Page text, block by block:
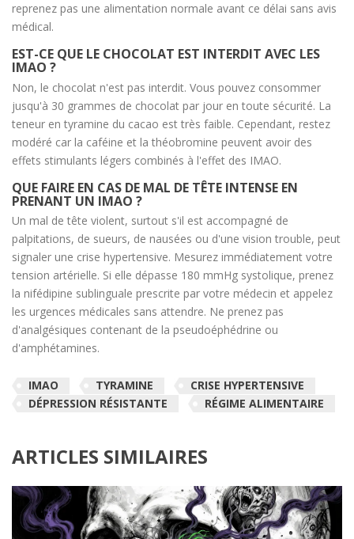
reprenez pas une alimentation normale avant ce délai sans avis
médical.
EST-CE QUE LE CHOCOLAT EST INTERDIT AVEC LES
IMAO ?
Non, le chocolat n'est pas interdit. Vous pouvez consommer
jusqu'à 30 grammes de chocolat par jour en toute sécurité. La
teneur en tyramine du cacao est très faible. Cependant, restez
modéré car la caféine et la théobromine peuvent avoir des
effets stimulants légers combinés à l'effet des IMAO.
QUE FAIRE EN CAS DE MAL DE TÊTE INTENSE EN
PRENANT UN IMAO ?
Un mal de tête violent, surtout s'il est accompagné de
palpitations, de sueurs, de nausées ou d'une vision trouble, peut
signaler une crise hypertensive. Mesurez immédiatement votre
tension artérielle. Si elle dépasse 180 mmHg systolique, prenez
la nifédipine sublinguale prescrite par votre médecin et appelez
les urgences médicales sans attendre. Ne prenez pas
d'analgésiques contenant de la pseudoéphédrine ou
d'amphétamines.
IMAO TYRAMINE
CRISE HYPERTENSIVE
DÉPRESSION RÉSISTANTE
RÉGIME ALIMENTAIRE
ARTICLES SIMILAIRES